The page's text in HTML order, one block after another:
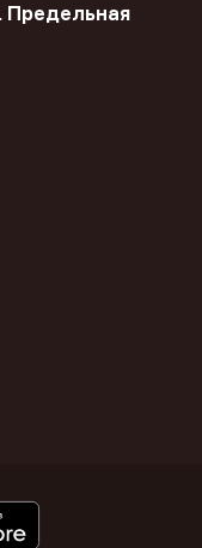
Предельная